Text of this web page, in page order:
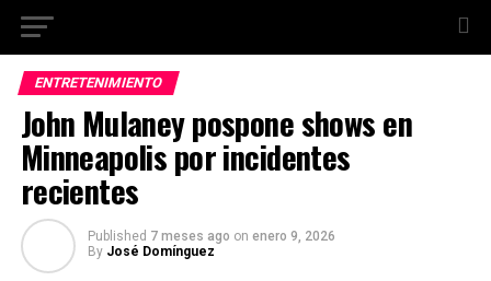
ENTRETENIMIENTO
John Mulaney pospone shows en
Minneapolis por incidentes
recientes
Published 7 meses ago on enero 9, 2026
By José Domínguez